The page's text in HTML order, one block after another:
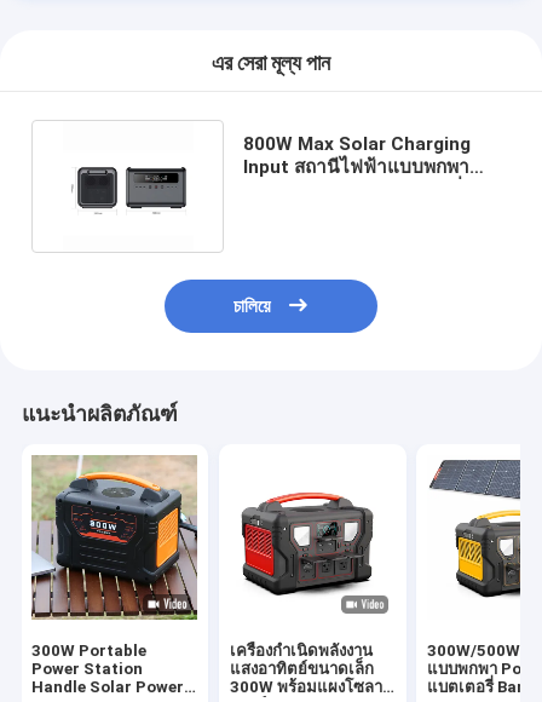
এর সেরা মূল্য পান
800W Max Solar Charging
Input สถานีไฟฟ้าแบบพกพา
চালিয়ে
แนะนำผลิตภัณฑ์
300W Portable
Power Station
Handle Solar Power
เครื่องกำเนิดพลังงาน
แสงอาทิตย์ขนาดเล็ก
300W พร้อมแผงโซลาร์
300W/500W/
แบบพกพา
แบตเตอรี่ Bank